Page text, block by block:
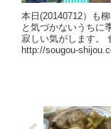
本日(20140712）も
と気づかないうちに
寂しい気がします。
http://sougou-